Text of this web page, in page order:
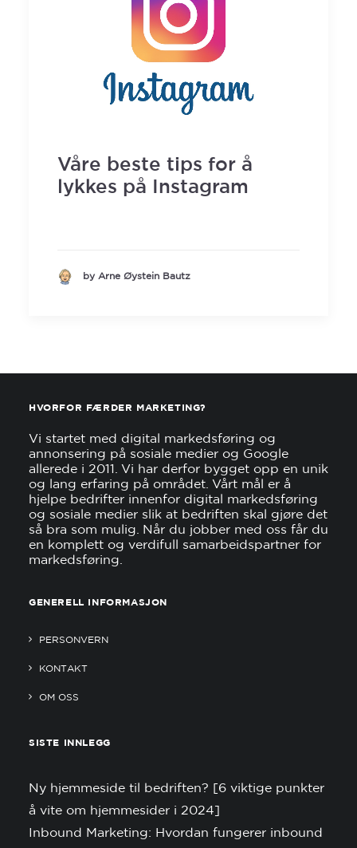
Våre beste tips for å
lykkes på Instagram
by Arne Øystein Bautz
HVORFOR FÆRDER MARKETING?
Vi startet med digital markedsføring og
annonsering på sosiale medier og Google
allerede i 2011. Vi har derfor bygget opp en unik
og lang erfaring på området. Vårt mål er å
hjelpe bedrifter innenfor digital markedsføring
og sosiale medier slik at bedriften skal gjøre det
så bra som mulig. Når du jobber med oss får du
en komplett og verdifull samarbeidspartner for
markedsføring.
GENERELL INFORMASJON
PERSONVERN
KONTAKT
OM OSS
SISTE INNLEGG
Ny hjemmeside til bedriften? [6 viktige punkter
å vite om hjemmesider i 2024]
Inbound Marketing: Hvordan fungerer inbound